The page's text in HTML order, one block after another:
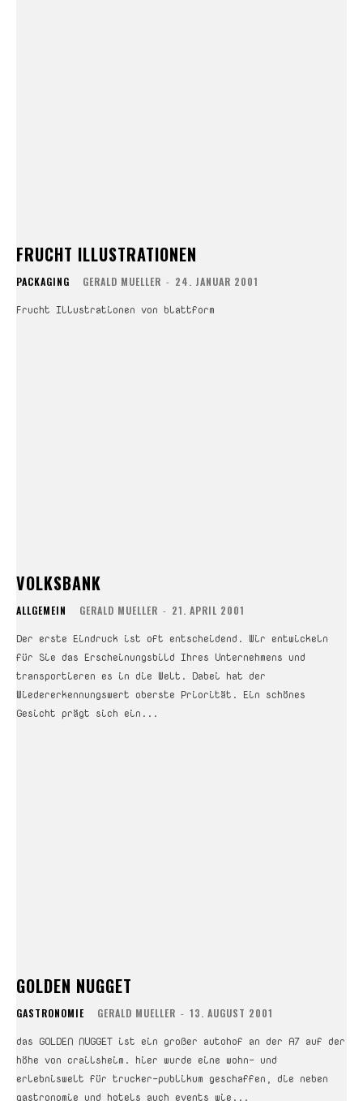
FRUCHT ILLUSTRATIONEN
PACKAGING GERALD MUELLER - 24. JANUAR 2001
Frucht Illustrationen von blattform
VOLKSBANK
ALLGEMEIN GERALD MUELLER - 21. APRIL 2001
Der erste Eindruck ist oft entscheidend. Wir entwickeln
für Sie das Erscheinungsbild Ihres Unternehmens und
transportieren es in die Welt. Dabei hat der
Wiedererkennungswert oberste Priorität. Ein schönes
Gesicht prägt sich ein...
GOLDEN NUGGET
GASTRONOMIE GERALD MUELLER - 13. AUGUST 2001
das GOLDEN NUGGET ist ein großer autohof an der A7 auf der
höhe von crailsheim. hier wurde eine wohn- und
erlebniswelt für trucker-publikum geschaffen, die neben
gastronomie und hotels auch events wie...